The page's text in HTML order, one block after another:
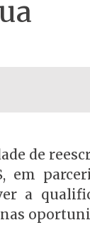
de
em
a